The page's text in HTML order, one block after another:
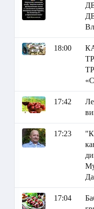
18:00
17:42
17:23
17:04